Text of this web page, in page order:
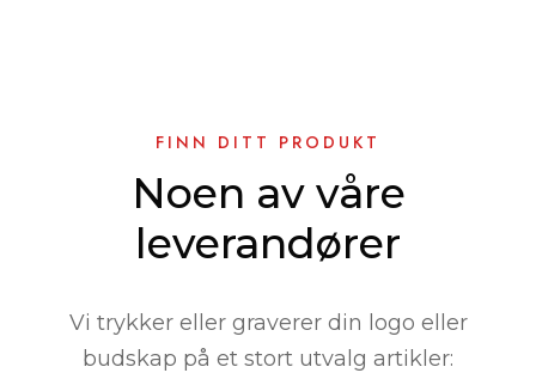
FINN DITT PRODUKT
Noen av våre
leverandører
Vi trykker eller graverer din logo eller
budskap på et stort utvalg artikler: